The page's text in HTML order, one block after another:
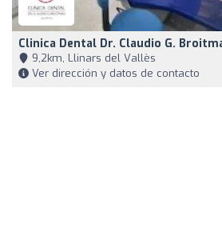
Clinica Dental Dr. Claudio G.
9,2km, Llinars del Vallès
Ver dirección y datos de contacto